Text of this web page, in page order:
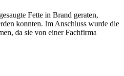
Fette in Brand geraten,
konnten. Im Anschluss wurde die
da sie von einer Fachfirma